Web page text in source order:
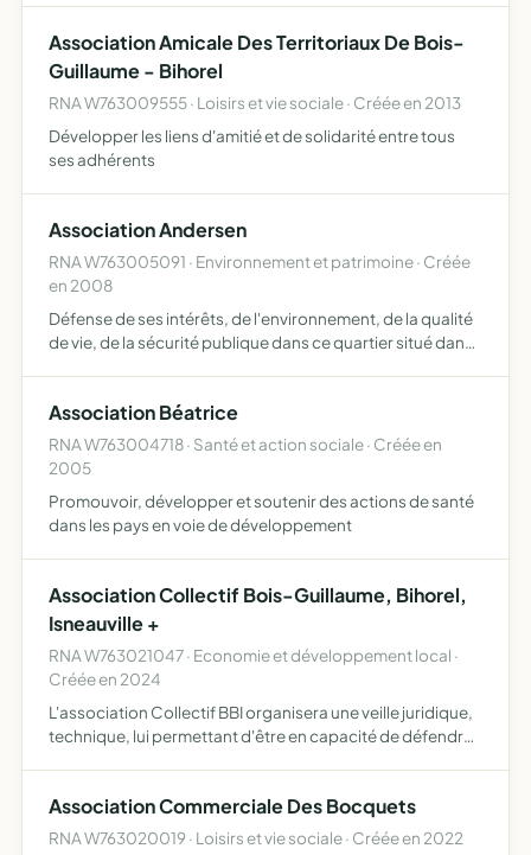
Association Amicale Des Territoriaux De Bois-
Guillaume - Bihorel
RNA W763009555 · Loisirs et vie sociale · Créée en 2013
Développer les liens d'amitié et de solidarité entre tous
ses adhérents
Association Andersen
RNA W763005091 · Environnement et patrimoine · Créée
en 2008
Défense de ses intérêts, de l'environnement, de la qualité
de vie, de la sécurité publique dans ce quartier situé dans
Association Béatrice
RNA W763004718 · Santé et action sociale · Créée en
2005
Promouvoir, développer et soutenir des actions de santé
dans les pays en voie de développement
Association Collectif Bois-Guillaume, Bihorel,
Isneauville +
RNA W763021047 · Economie et développement local ·
Créée en 2024
L'association Collectif BBI organisera une veille juridique,
technique, lui permettant d'être en capacité de défendre
Association Commerciale Des Bocquets
RNA W763020019 · Loisirs et vie sociale · Créée en 2022